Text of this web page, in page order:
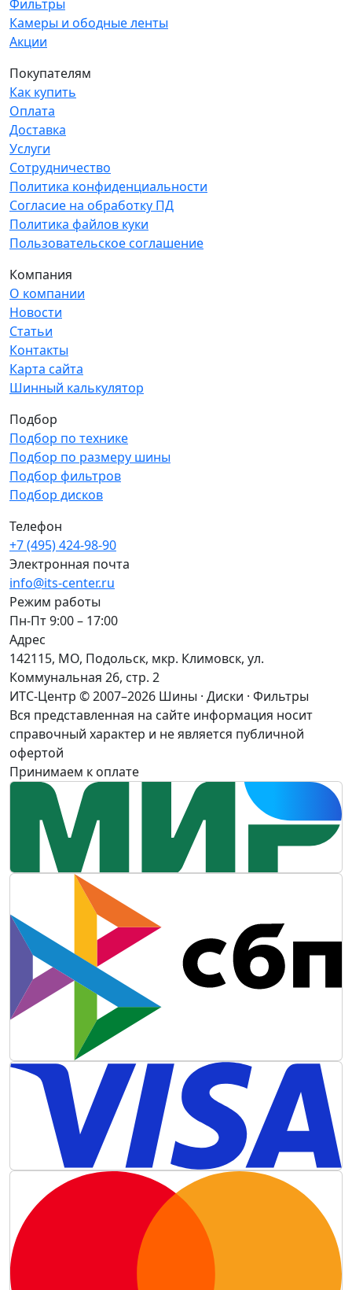
Фильтры
Камеры и ободные ленты
Акции
Покупателям
Как купить
Оплата
Доставка
Услуги
Сотрудничество
Политика конфиденциальности
Согласие на обработку ПД
Политика файлов куки
Пользовательское соглашение
Компания
О компании
Новости
Статьи
Контакты
Карта сайта
Шинный калькулятор
Подбор
Подбор по технике
Подбор по размеру шины
Подбор фильтров
Подбор дисков
Телефон
+7 (495) 424-98-90
Электронная почта
info@its-center.ru
Режим работы
Пн-Пт 9:00 – 17:00
Адрес
142115, МО, Подольск, мкр. Климовск, ул.
Коммунальная 26, стр. 2
ИТС-Центр © 2007–2026 Шины · Диски · Фильтры
Вся представленная на сайте информация носит
справочный характер и не является публичной
офертой
Принимаем к оплате